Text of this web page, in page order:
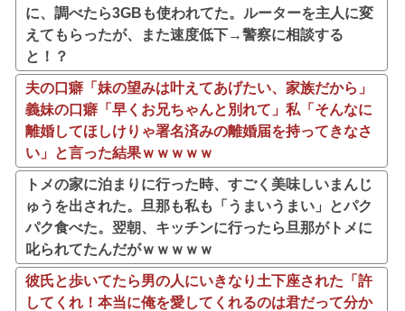
に、調べたら3GBも使われてた。ルーターを主人に変
えてもらったが、また速度低下→警察に相談する
と！？
夫の口癖「妹の望みは叶えてあげたい、家族だから」
義妹の口癖「早くお兄ちゃんと別れて」私「そんなに
離婚してほしけりゃ署名済みの離婚届を持ってきなさ
い」と言った結果ｗｗｗｗｗ
トメの家に泊まりに行った時、すごく美味しいまんじ
ゅうを出された。旦那も私も「うまいうまい」とパク
パク食べた。翌朝、キッチンに行ったら旦那がトメに
叱られてたんだがｗｗｗｗｗ
彼氏と歩いてたら男の人にいきなり土下座された「許
してくれ！本当に俺を愛してくれるのは君だって分か